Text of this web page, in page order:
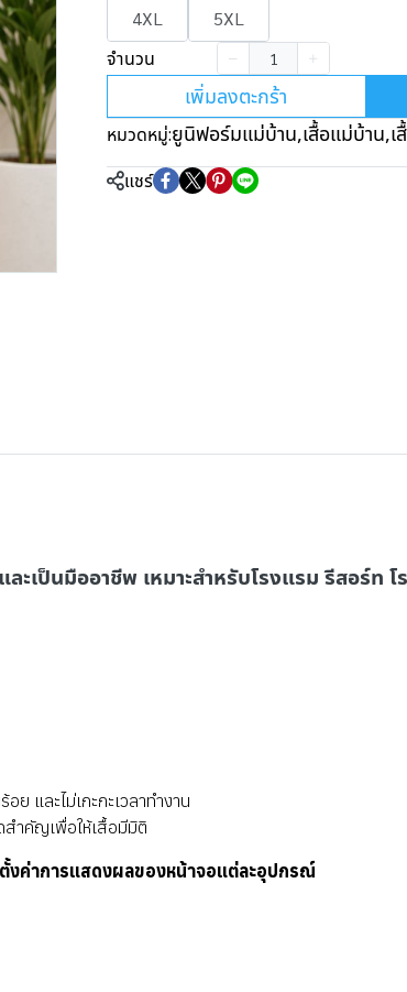
4XL
5XL
จำนวน
เพิ่มลงตะกร้า
หมวดหมู่:ยูนิฟอร์มแม่บ้าน,เสื้อแม่บ้าน,เ
แชร์
ะเป็นมืออาชีพ เหมาะสำหรับโรงแรม รีสอร์ท
และไม่เกะกะเวลาทำงาน
ำคัญเพื่อให้เสื้อมีมิติ
งค่าการแสดงผลของหน้าจอแต่ละอุปกรณ์